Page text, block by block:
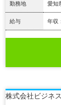
勤務地 愛知
給与 年収
株式会社ビジネ